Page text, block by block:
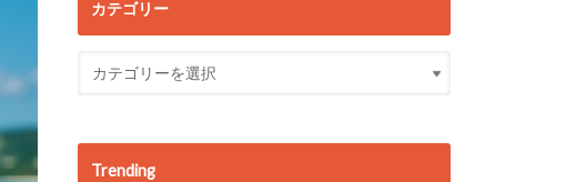
カテゴリー
Trending